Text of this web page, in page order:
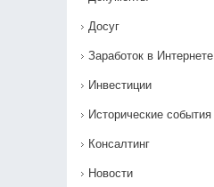
Досуг
Заработок в Интернете
Инвестиции
Исторические события
Консалтинг
Новости